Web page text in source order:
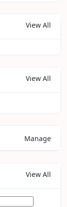
View All
View All
Manage
View All